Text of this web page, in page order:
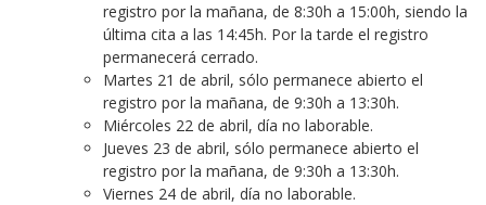
registro por la mañana, de 8:30h a 15:00h, siendo la
última cita a las 14:45h. Por la tarde el registro
permanecerá cerrado.
Martes 21 de abril, sólo permanece abierto el
registro por la mañana, de 9:30h a 13:30h.
Miércoles 22 de abril, día no laborable.
Jueves 23 de abril, sólo permanece abierto el
registro por la mañana, de 9:30h a 13:30h.
Viernes 24 de abril, día no laborable.